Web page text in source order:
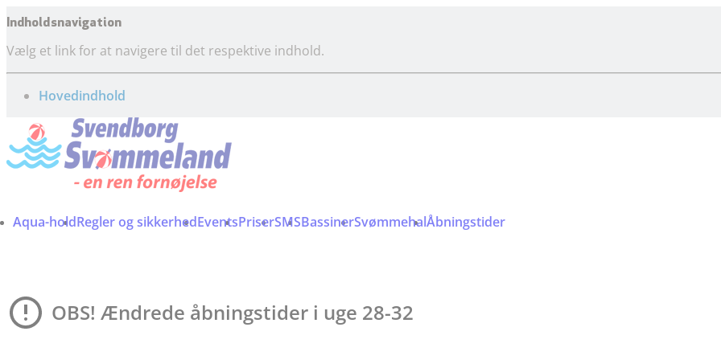
Indholdsnavigation
Vælg et link for at navigere til det respektive indhold.
gå til
Hovedindhold
Aqua-holdRegler og sikkerhedEventsPriserSMSBassinerSvømmehalÅbningstider
OBS! Ændrede åbningstider i uge 28-32